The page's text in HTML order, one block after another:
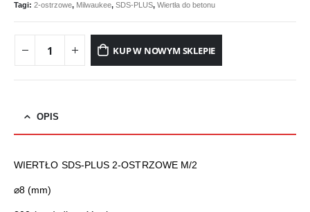
Tagi: 2-ostrzowe, Milwaukee, SDS-PLUS, Wiertła do betonu
KUP W NOWYM SKLEPIE
OPIS
WIERTŁO SDS-PLUS 2-OSTRZOWE M/2
⌀8 (mm)